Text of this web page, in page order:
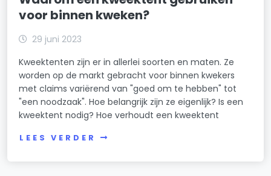
voor binnen kweken?
29 juni 2023
Kweektenten zijn er in allerlei soorten en maten. Ze
worden op de markt gebracht voor binnen kwekers
met claims variërend van "goed om te hebben" tot
"een noodzaak". Hoe belangrijk zijn ze eigenlijk? Is een
kweektent nodig? Hoe verhoudt een kweektent
LEES VERDER